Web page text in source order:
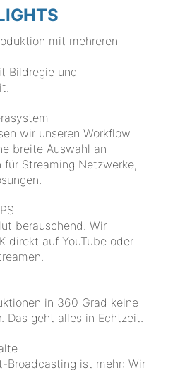
mit mehreren
Bildregie und
wir unseren Workflow
breite Auswahl an
Streaming Netzwerke,
berauschend. Wir
direkt auf YouTube oder
in 360 Grad keine
Das geht alles in Echtzeit.
Broadcasting ist mehr: Wir